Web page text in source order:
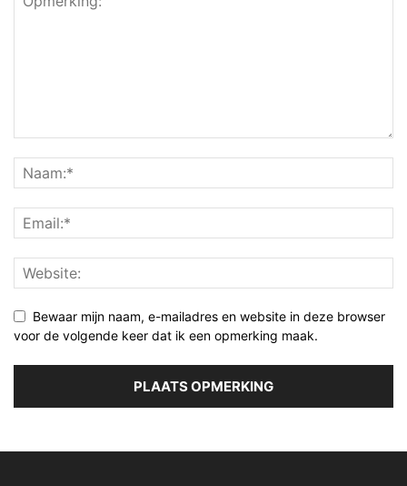
Bewaar mijn naam, e-mailadres en website in deze browser
voor de volgende keer dat ik een opmerking maak.